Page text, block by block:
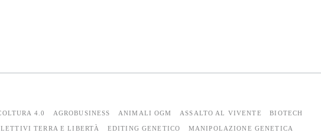
4.0 AGROBUSINESS ANIMALI OGM ASSALTO AL VIVENTE BIOTECH
TERRA E LIBERTÀ EDITING GENETICO MANIPOLAZIONE GENETICA